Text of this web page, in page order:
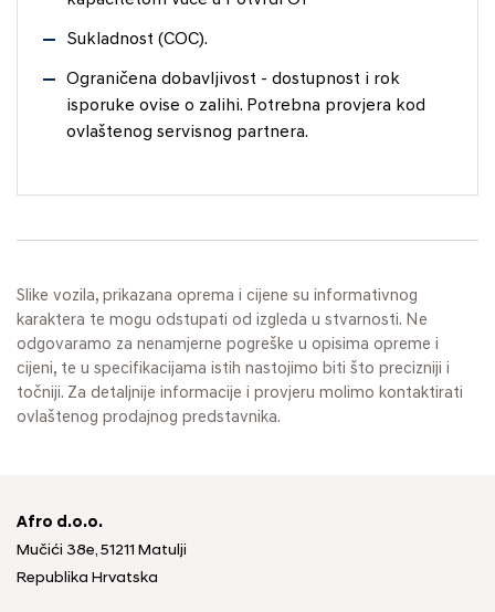
Sukladnost (COC).
Ograničena dobavljivost - dostupnost i rok
isporuke ovise o zalihi. Potrebna provjera kod
ovlaštenog servisnog partnera.
Slike vozila, prikazana oprema i cijene su informativnog
karaktera te mogu odstupati od izgleda u stvarnosti. Ne
odgovaramo za nenamjerne pogreške u opisima opreme i
cijeni, te u specifikacijama istih nastojimo biti što precizniji i
točniji. Za detaljnije informacije i provjeru molimo kontaktirati
ovlaštenog prodajnog predstavnika.
Afro d.o.o.
Mučići 38e, 51211 Matulji
Republika Hrvatska